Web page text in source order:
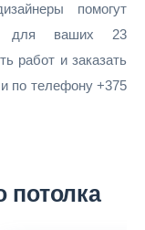
помогут
для ваших 23
работ и заказать
по телефону +375
потолка